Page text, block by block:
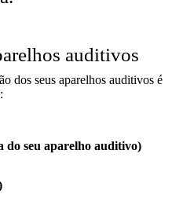
auditivos
dos seus aparelhos auditivos é
:
do seu aparelho auditivo)